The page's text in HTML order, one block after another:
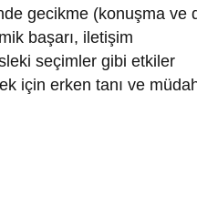
gecikme (konuşma ve
başarı, iletişim
seçimler gibi etkiler
için erken tanı ve